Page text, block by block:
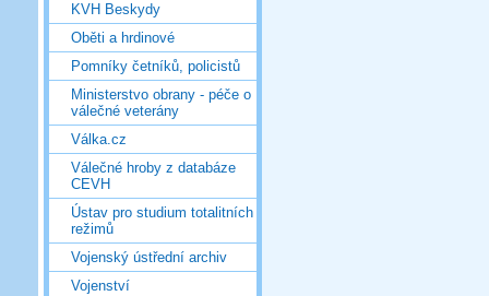
KVH Beskydy
Oběti a hrdinové
Pomníky četníků, policistů
Ministerstvo obrany - péče o
válečné veterány
Válka.cz
Válečné hroby z databáze
CEVH
Ústav pro studium totalitních
režimů
Vojenský ústřední archiv
Vojenství